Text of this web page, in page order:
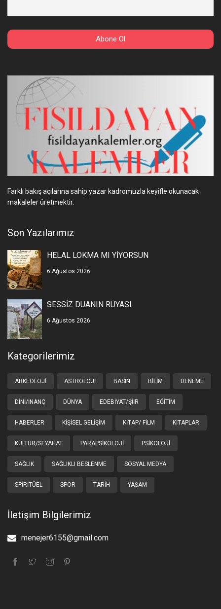
Farklı bakış açılarına sahip yazar kadromuzla keyifle okunacak
makaleler üretmektir.
Son Yazılarımız
HELAL LOKMA MI YİYORSUN
6 Ağustos 2026
SESSİZ DUANIN RÜYASI
6 Ağustos 2026
Kategorilerimiz
ARKEOLOJI ASTROLOJI BASIN BILIM DENEME
DINI/İNANÇ DÜNYA EDEBIYAT/ŞIIR EĞITIM
HABERLER KIŞISEL GELIŞIM KITAP/ FILM KITAPLAR
KÜLTÜR/SEYAHAT PARAPSIKOLOJI PSIKOLOJI
SAĞLIK SAĞLIKLI BESLENME SOSYAL MEDYA
SPIRITÜEL SPOR TARIH YAŞAM
İletişim Bilgilerimiz
menejer6155@gmail.com